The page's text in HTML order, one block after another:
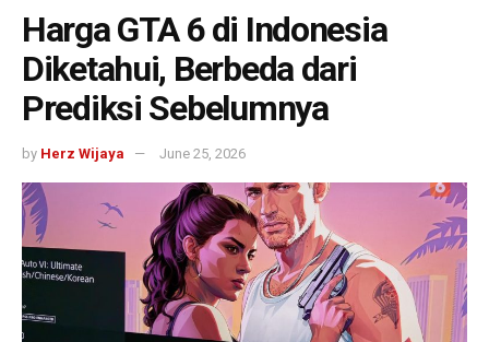
Harga GTA 6 di Indonesia
Diketahui, Berbeda dari
Prediksi Sebelumnya
by Herz Wijaya June 25, 2026